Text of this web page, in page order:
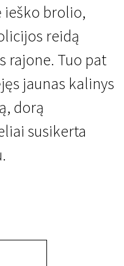
ieško brolio,
reidą
rajone. Tuo pat
jaunas kalinys
dorą
susikerta